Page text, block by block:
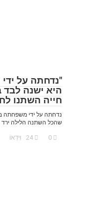
"נדחתה על
היא ישנה
חייה השתנו
נדחתה על ידי משפחתה
שהכל השתנה הלילה ירד
וִידֵאוֹ